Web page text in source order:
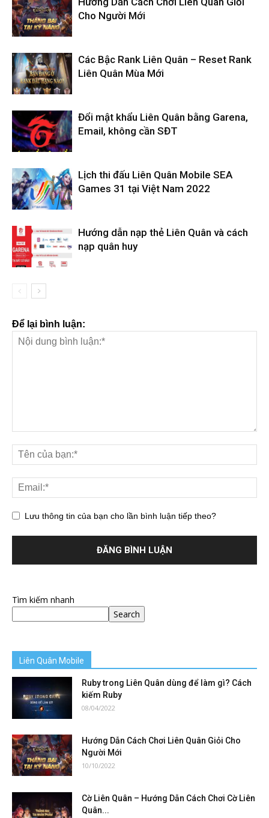
Cho Người Mới
Các Bậc Rank Liên Quân – Reset Rank
Liên Quân Mùa Mới
Đổi mật khẩu Liên Quân bằng Garena,
Email, không cần SĐT
Lịch thi đấu Liên Quân Mobile SEA
Games 31 tại Việt Nam 2022
Hướng dẫn nạp thẻ Liên Quân và cách
nạp quân huy
Để lại bình luận:
Lưu thông tin của bạn cho lần bình luận tiếp theo?
Tìm kiếm nhanh
Search
Liên Quân Mobile
Ruby trong Liên Quân dùng để làm gì? Cách
kiếm Ruby
08/04/2022
Hướng Dẫn Cách Chơi Liên Quân Giỏi Cho
Người Mới
10/10/2022
Cờ Liên Quân – Hướng Dẫn Cách Chơi Cờ Liên
Quân...